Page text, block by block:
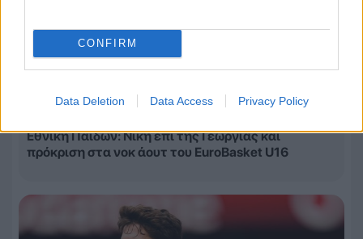
CONFIRM
Data Deletion Data Access Privacy Policy
09.08.2026, 22:40
Εθνική Παίδων: Νίκη επί της Γεωργίας και
πρόκριση στα νοκ άουτ του EuroBasket U16